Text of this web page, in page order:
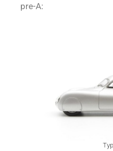
pre-A: